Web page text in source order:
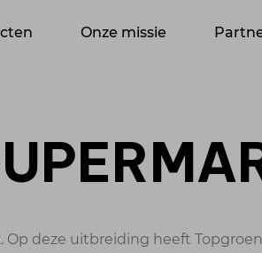
Onze missie
Op deze uitbreiding heeft